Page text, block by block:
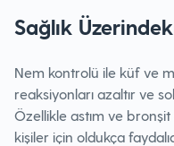
Sağlık
Nem kontrolü ile küf ve
reaksiyonları azaltır ve
Özellikle astım ve
kişiler için oldukça